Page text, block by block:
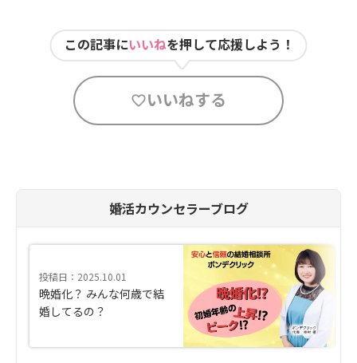
この記事にいいねを押して応援しよう！
いいねする
婚活カウンセラーブログ
投稿日：2025.10.01
晩婚化？ みんな何歳で結
婚してるの？